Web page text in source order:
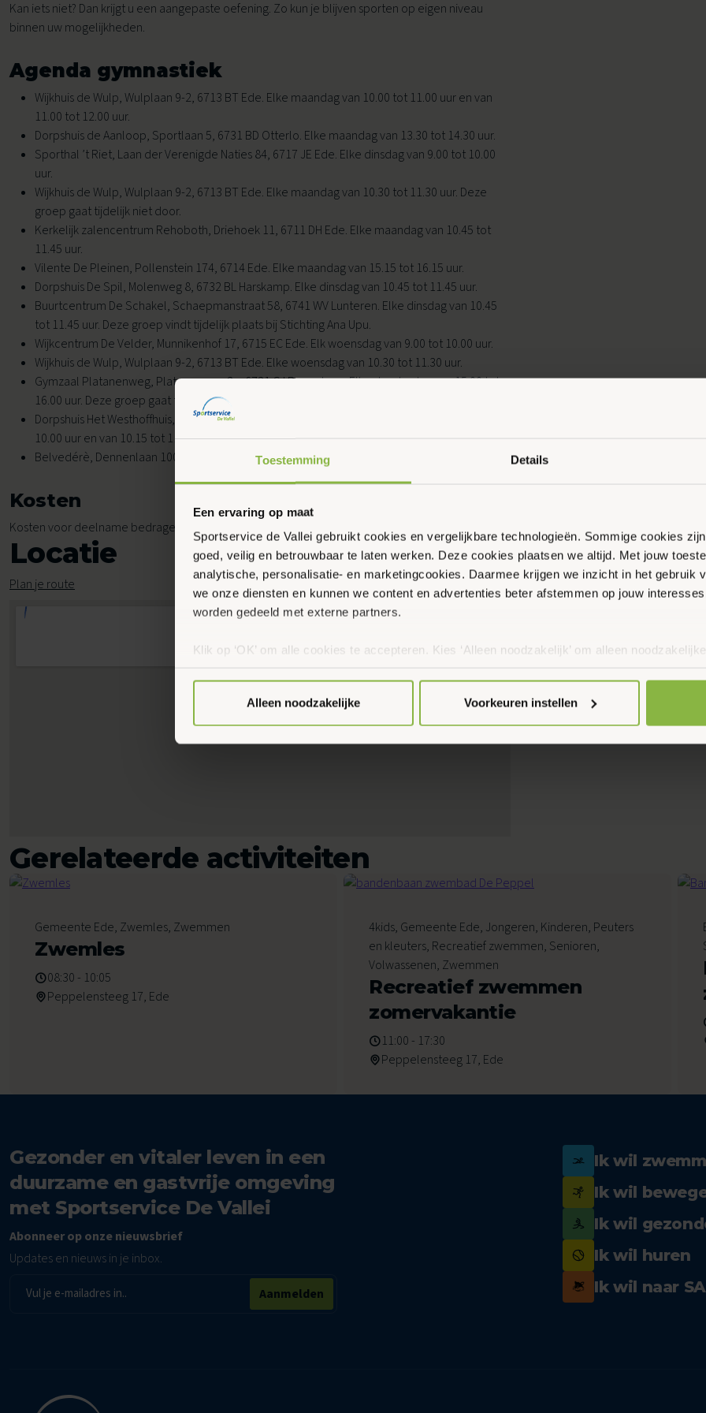
Toestemming Details
Een ervaring op maat
Sportservice de Vallei gebruikt cookies en vergelijkbare technologieën. Sommige cookies
goed, veilig en betrouwbaar te laten werken. Deze cookies plaatsen we altijd. Met jouw
analytische, personalisatie- en marketingcookies. Daarmee krijgen we inzicht in het gebruik
we onze diensten en kunnen we content en advertenties beter afstemmen op jouw
worden gedeeld met externe partners.
Klik op ‘OK’ om alle cookies te accepteren. Kies ‘Alleen noodzakelijk’ om alleen
Alleen noodzakelijke
Voorkeuren instellen
Leefstijlcoaching
Leefstijlloket
Lekker in je Vel voor jou
Sportbieb
Voor buurtlocaties
Voor kinderopvang en BSO
Voor thuis
Kan iets niet? Dan krijgt u een aangepaste oefening. Zo kun je blijven sporten op eigen niveau
binnen uw mogelijkheden.
Agenda gymnastiek
Wijkhuis de Wulp, Wulplaan 9-2, 6713 BT Ede. Elke maandag van 10.00 tot 11.00 uur en van
11.00 tot 12.00 uur.
Dorpshuis de Aanloop, Sportlaan 5, 6731 BD Otterlo. Elke maandag van 13.30 tot 14.30 uur.
Sporthal ’t Riet, Laan der Verenigde Naties 84, 6717 JE Ede. Elke dinsdag van 9.00 tot 10.00
uur.
Wijkhuis de Wulp, Wulplaan 9-2, 6713 BT Ede. Elke maandag van 10.30 tot 11.30 uur. Deze
groep gaat tijdelijk niet door.
Kerkelijk zalencentrum Rehoboth, Driehoek 11, 6711 DH Ede. Elke maandag van 10.45 tot
11.45 uur.
Vilente De Pleinen, Pollenstein 174, 6714 Ede. Elke maandag van 15.15 tot 16.15 uur.
Dorpshuis De Spil, Molenweg 8, 6732 BL Harskamp. Elke dinsdag van 10.45 tot 11.45 uur.
Buurtcentrum De Schakel, Schaepmanstraat 58, 6741 WV Lunteren. Elke dinsdag van 10.45
tot 11.45 uur. Deze groep vindt tijdelijk plaats bij Stichting Ana Upu.
Wijkcentrum De Velder, Munnikenhof 17, 6715 EC Ede. Elk woensdag van 9.00 tot 10.00 uur.
Wijkhuis de Wulp, Wulplaan 9-2, 6713 BT Ede. Elke woensdag van 10.30 tot 11.30 uur.
Gymzaal Platanenweg, Platanenweg 2a, 6721 CJ Bennekom. Elke donderdag van 15.00 tot
16.00 uur. Deze groep gaat tijdelijk niet door.
Dorpshuis Het Westhoffhuis, Dorpsstraat 28, 6741 AL Lunteren. Elke donderdag van 9.00 tot
10.00 uur en van 10.15 tot 11.15 uur.
Belvedérè, Dennenlaan 100, 6711 RB Ede. Elke vrijdag van 10.30 tot 11.30 uur.
Kosten
Kosten voor deelname bedragen € 4,40 per les.
Locatie
Plan je route
Gerelateerde activiteiten
Augustus 2026
Gemeente Ede, Zwemles, Zwemmen
Zwemles
08:30 - 10:05
Peppelensteeg 17, Ede
8
Augustus 2026
4kids, Gemeente Ede, Jongeren, Kinderen, Peuters
en kleuters, Recreatief zwemmen, Senioren,
Volwassenen, Zwemmen
Recreatief zwemmen
zomervakantie
11:00 - 17:30
Peppelensteeg 17, Ede
Gezonder en vitaler leven in een
duurzame en gastvrije omgeving
met Sportservice De Vallei
Abonneer op onze nieuwsbrief
Updates en nieuws in je inbox.
E-
mailadres
Aanmelden
Ik wil
Ik wil
Ik wil
Ik wil huren
Ik wil naar